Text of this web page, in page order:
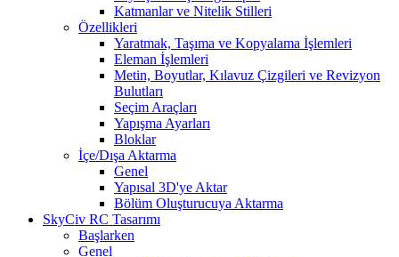
Katmanlar ve Nitelik Stilleri
Özellikleri
Yaratmak, Taşıma ve Kopyalama İşlemleri
Eleman İşlemleri
Metin, Boyutlar, Kılavuz Çizgileri ve Revizyon
Bulutları
Seçim Araçları
Yapışma Ayarları
Bloklar
İçe/Dışa Aktarma
Genel
Yapısal 3D'ye Aktar
Bölüm Oluşturucuya Aktarma
SkyCiv RC Tasarımı
Başlarken
Genel